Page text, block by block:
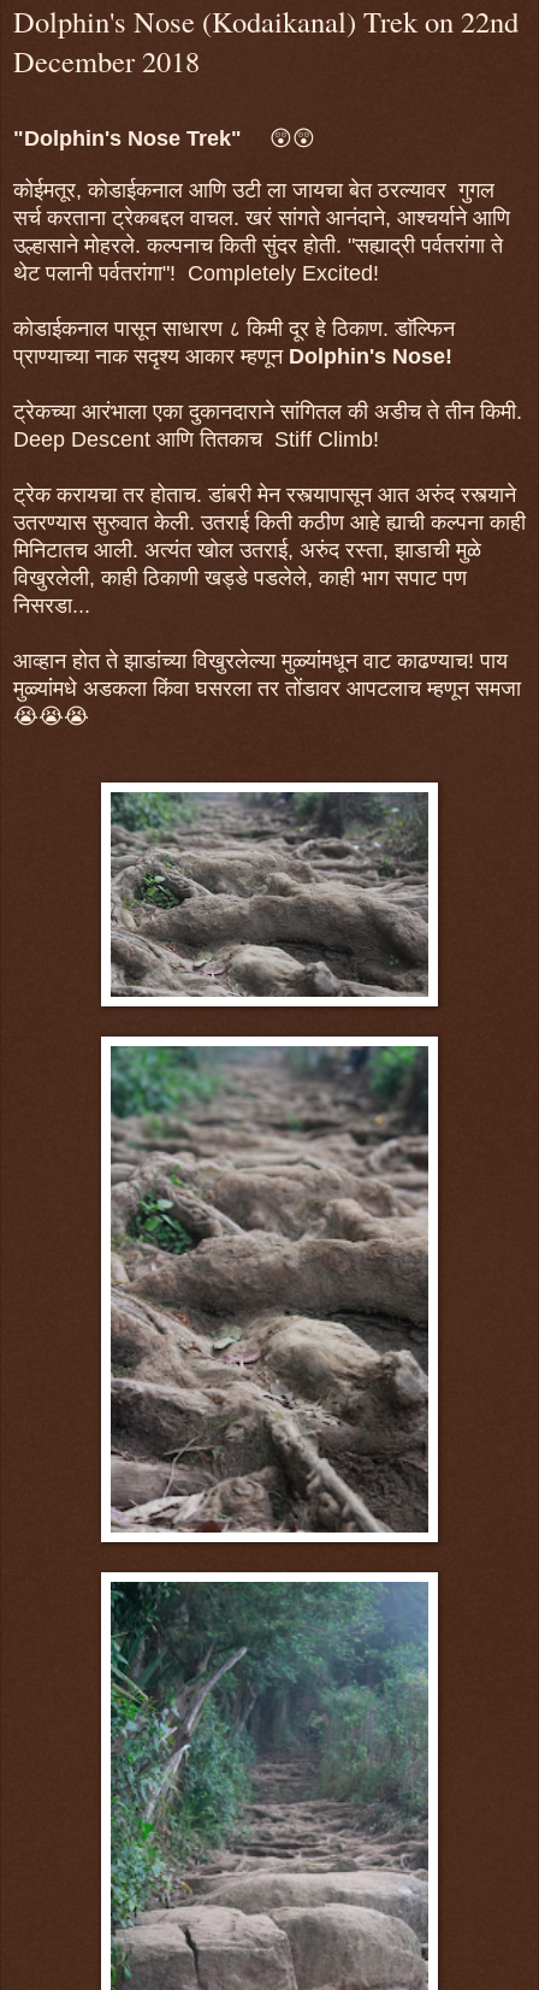
Dolphin's Nose (Kodaikanal) Trek on 22nd
December 2018
"Dolphin's Nose Trek" 😲😲
कोईमतूर, कोडाईकनाल आणि उटी ला जायचा बेत ठरल्यावर गुगल
सर्च करताना ट्रेकबद्दल वाचल. खरं सांगते आनंदाने, आश्चर्याने आणि
उल्हासाने मोहरले. कल्पनाच किती सुंदर होती. "सह्याद्री पर्वतरांगा ते
थेट पलानी पर्वतरांगा"! Completely Excited!
कोडाईकनाल पासून साधारण ८ किमी दूर हे ठिकाण. डाॅल्फिन
प्राण्याच्या नाक सदृश्य आकार म्हणून Dolphin's Nose!
ट्रेकच्या आरंभाला एका दुकानदाराने सांगितल की अडीच ते तीन किमी.
Deep Descent आणि तितकाच Stiff Climb!
ट्रेक करायचा तर होताच. डांबरी मेन रस्त्यापासून आत अरुंद रस्त्याने
उतरण्यास सुरुवात केली. उतराई किती कठीण आहे ह्याची कल्पना काही
मिनिटातच आली. अत्यंत खोल उतराई, अरुंद रस्ता, झाडाची मुळे
विखुरलेली, काही ठिकाणी खड्डे पडलेले, काही भाग सपाट पण
निसरडा...
आव्हान होत ते झाडांच्या विखुरलेल्या मुळ्यांंमधून वाट काढण्याच! पाय
मुळ्यांंमधे अडकला किंवा घसरला तर तोंडावर आपटलाच म्हणून समजा
😭😭😭